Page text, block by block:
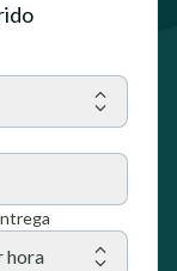
hora